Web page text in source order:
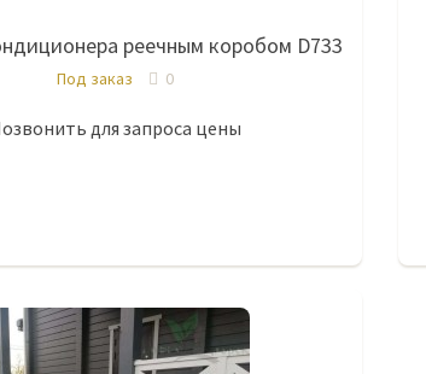
реечным коробом D733
Под заказ 0
для запроса цены